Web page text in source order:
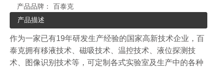
产品品牌：
百泰克
产品描述
作为一家已有19年研发生产经验的国家高新技术企业，百
泰克拥有移液技术、磁吸技术、温控技术、液位探测技
术、图像识别技术等，可定制各式实验室及生产中的各种